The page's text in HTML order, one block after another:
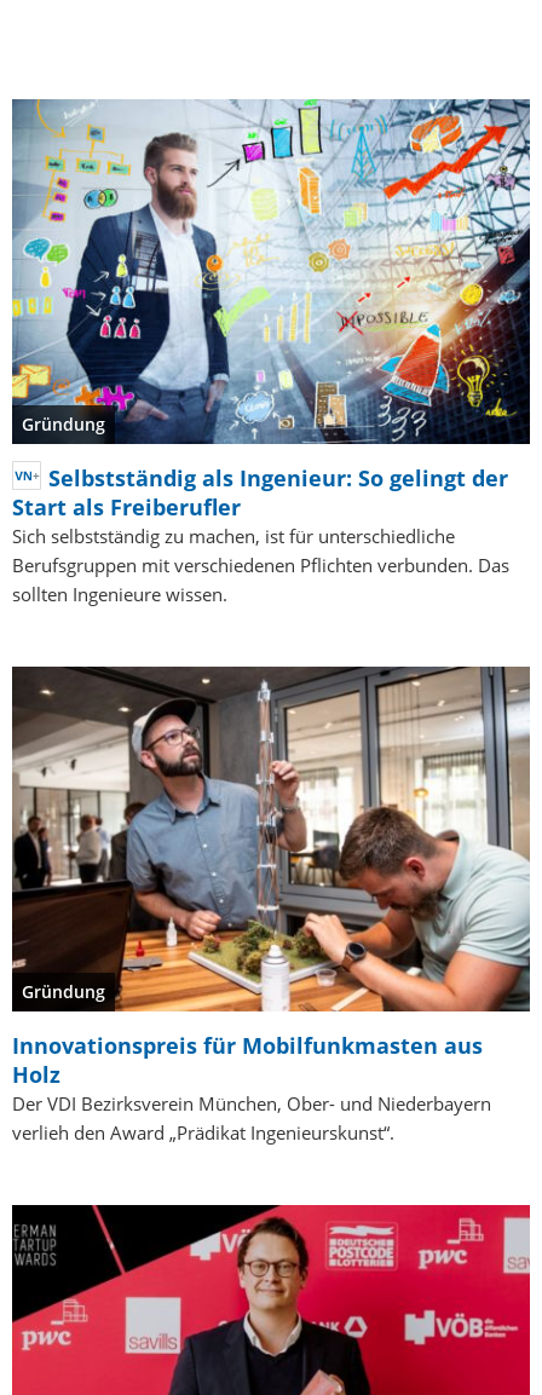
Gründung
Selbstständig als Ingenieur: So gelingt der
Start als Freiberufler
Sich selbstständig zu machen, ist für unterschiedliche
Berufsgruppen mit verschiedenen Pflichten verbunden. Das
sollten Ingenieure wissen.
Gründung
Innovationspreis für Mobilfunkmasten aus
Holz
Der VDI Bezirksverein München, Ober- und Niederbayern
verlieh den Award „Prädikat Ingenieurskunst“.